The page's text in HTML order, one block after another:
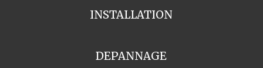
INSTALLATION
DEPANNAGE